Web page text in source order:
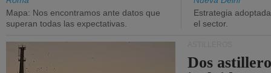
Mapa: Nos encontramos ante datos que
superan todas las expectativas.
Estrategia
el sector.
Dos